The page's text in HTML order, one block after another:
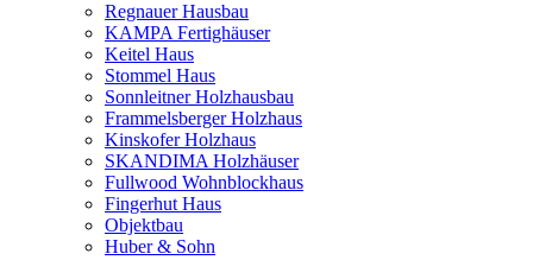
Regnauer Hausbau
KAMPA Fertighäuser
Keitel Haus
Stommel Haus
Sonnleitner Holzhausbau
Frammelsberger Holzhaus
Kinskofer Holzhaus
SKANDIMA Holzhäuser
Fullwood Wohnblockhaus
Fingerhut Haus
Objektbau
Huber & Sohn